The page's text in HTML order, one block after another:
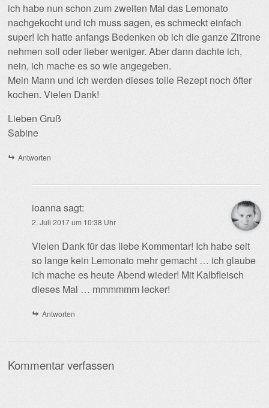
ich habe nun schon zum zweiten Mal das Lemonato
nachgekocht und ich muss sagen, es schmeckt einfach
super! Ich hatte anfangs Bedenken ob ich die ganze Zitrone
nehmen soll oder lieber weniger. Aber dann dachte ich,
nein, ich mache es so wie angegeben.
Mein Mann und ich werden dieses tolle Rezept noch öfter
kochen. Vielen Dank!
Lieben Gruß
Sabine
Antworten
ioannasagt:
2. Juli 2017 um 10:38 Uhr
Vielen Dank für das liebe Kommentar! Ich habe seit
so lange kein Lemonato mehr gemacht … ich glaube
ich mache es heute Abend wieder! Mit Kalbfleisch
dieses Mal … mmmmmm lecker!
Antworten
Kommentar verfassen